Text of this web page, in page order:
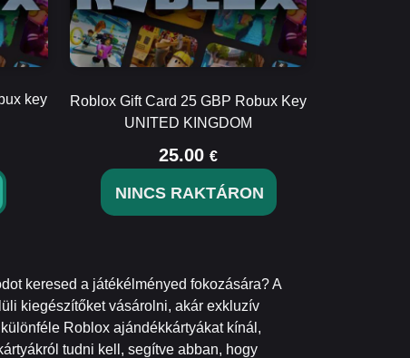
key
Roblox Gift Card 25 GBP Robux Key
UNITED KINGDOM
25.00 €
NINCS RAKTÁRON
keresed a játékélményed fokozására? A
kiegészítőket vásárolni, akár exkluzív
Roblox ajándékkártyákat kínál,
tudni kell, segítve abban, hogy